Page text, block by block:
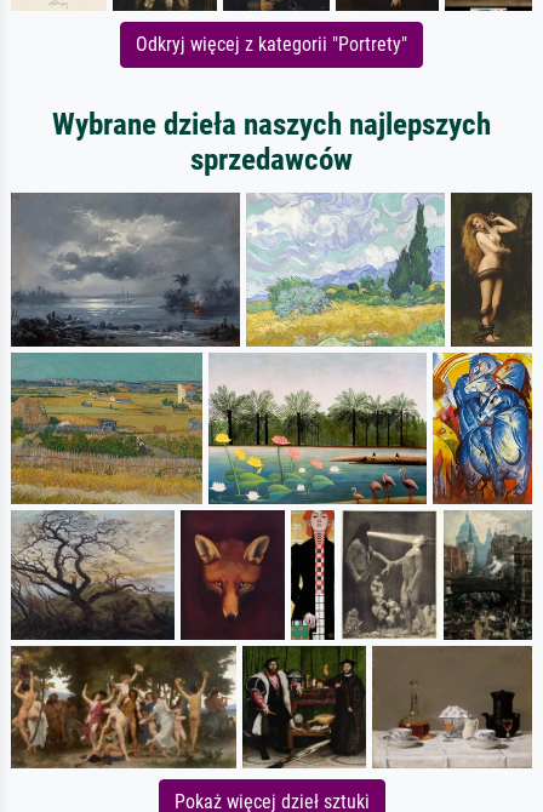
Odkryj więcej z kategorii "Portrety"
Wybrane dzieła naszych najlepszych
sprzedawców
Pokaż więcej dzieł sztuki